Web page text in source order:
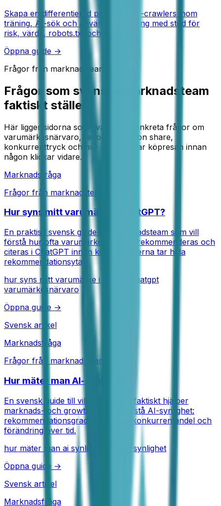
Skapa en differentierad policy för AI-crawlers inom
träning, AI-sök och användarhämtning med stöd för
risk, värde, robots.txt och mätning.
Öppna guide →
Frågor från marknadsteam
Frågor som svenska marknadsteam
faktiskt ställer
Här ligger sidorna som svarar på konkreta frågor om
varumärkesnärvaro, recommendation share,
konkurrenttryck och hur AI påverkar köpresan innan
någon klickar vidare.
Marknadsfråga
Frågor från marknadsteam
Hur syns mitt varumärke i ChatGPT?
En praktisk svensk guide för marknadsteam som vill
förstå hur ofta varumärket nämns, rekommenderas och
citeras i ChatGPT innan konkurrenterna tar hela
rekommendationsytan.
hur syns mitt varumärke i chatgpt
chatgpt
varumärkesnärvaro
Öppna guide →
Svensk artikel
Marknadsfråga
Frågor från marknadsteam
Hur mäter man AI-synlighet?
En svensk guide till vilka mått som faktiskt hjälper
marknads- och growthteam att förstå AI-synlighet:
rekommendationsgrad, citeringar, konkurrentandel och
förändring över tid.
hur mäter man ai synlighet
mäta ai synlighet
Öppna guide →
Svensk artikel
Marknadsfråga